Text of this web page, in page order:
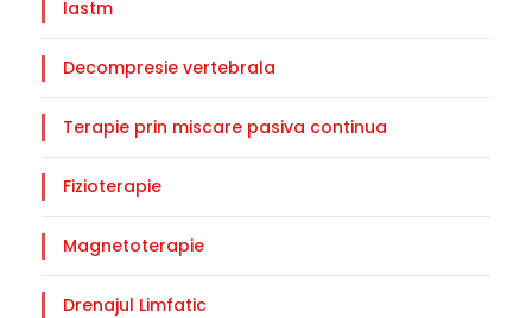
Iastm
Decompresie vertebrala
Terapie prin miscare pasiva continua
Fizioterapie
Magnetoterapie
Drenajul Limfatic